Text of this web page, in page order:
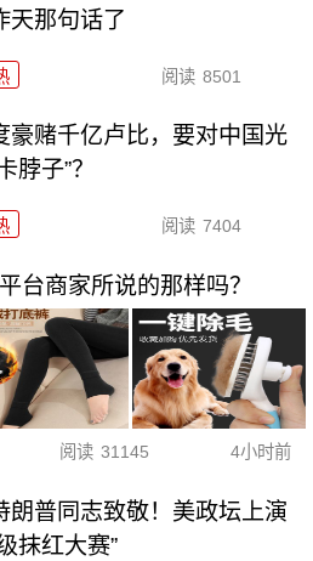
天那句话了
阅读 8501
豪赌千亿卢比，要对中国光
脖子”？
阅读 7404
台商家所说的那样吗？
阅读 31145 4小时前
朗普同志致敬！美政坛上演
抹红大赛”